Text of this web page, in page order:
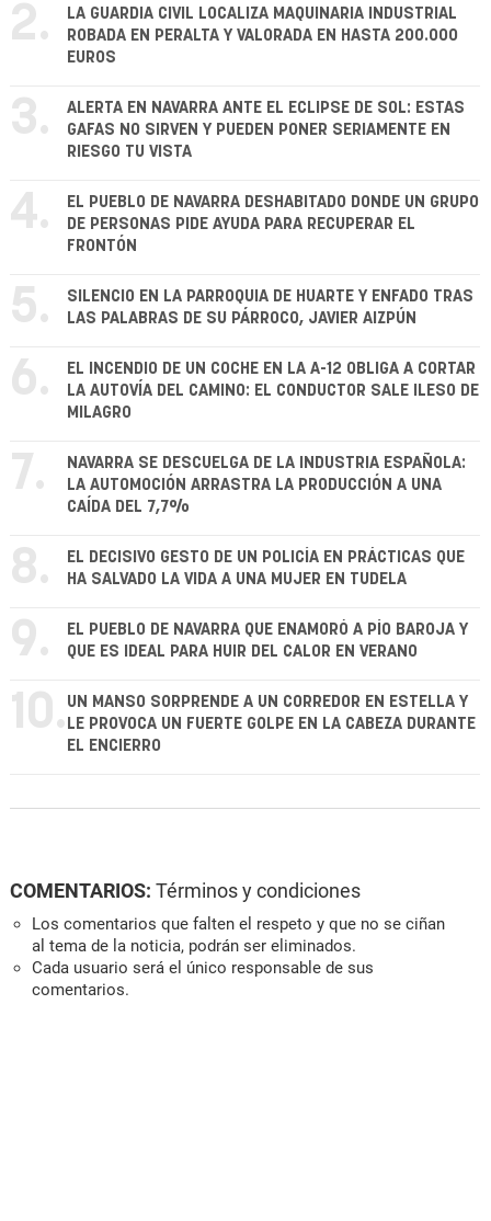
2.
LA GUARDIA CIVIL LOCALIZA MAQUINARIA INDUSTRIAL
ROBADA EN PERALTA Y VALORADA EN HASTA 200.000
EUROS
3.
ALERTA EN NAVARRA ANTE EL ECLIPSE DE SOL: ESTAS
GAFAS NO SIRVEN Y PUEDEN PONER SERIAMENTE EN
RIESGO TU VISTA
4.
EL PUEBLO DE NAVARRA DESHABITADO DONDE UN GRUPO
DE PERSONAS PIDE AYUDA PARA RECUPERAR EL
FRONTÓN
5.
SILENCIO EN LA PARROQUIA DE HUARTE Y ENFADO TRAS
LAS PALABRAS DE SU PÁRROCO, JAVIER AIZPÚN
6.
EL INCENDIO DE UN COCHE EN LA A-12 OBLIGA A CORTAR
LA AUTOVÍA DEL CAMINO: EL CONDUCTOR SALE ILESO DE
MILAGRO
7.
NAVARRA SE DESCUELGA DE LA INDUSTRIA ESPAÑOLA:
LA AUTOMOCIÓN ARRASTRA LA PRODUCCIÓN A UNA
CAÍDA DEL 7,7%
8.
EL DECISIVO GESTO DE UN POLICÍA EN PRÁCTICAS QUE
HA SALVADO LA VIDA A UNA MUJER EN TUDELA
9.
EL PUEBLO DE NAVARRA QUE ENAMORÓ A PÍO BAROJA Y
QUE ES IDEAL PARA HUIR DEL CALOR EN VERANO
10. UN MANSO SORPRENDE A UN CORREDOR EN ESTELLA Y
LE PROVOCA UN FUERTE GOLPE EN LA CABEZA DURANTE
EL ENCIERRO
COMENTARIOS: Términos y condiciones
Los comentarios que falten el respeto y que no se ciñan
al tema de la noticia, podrán ser eliminados.
Cada usuario será el único responsable de sus
comentarios.